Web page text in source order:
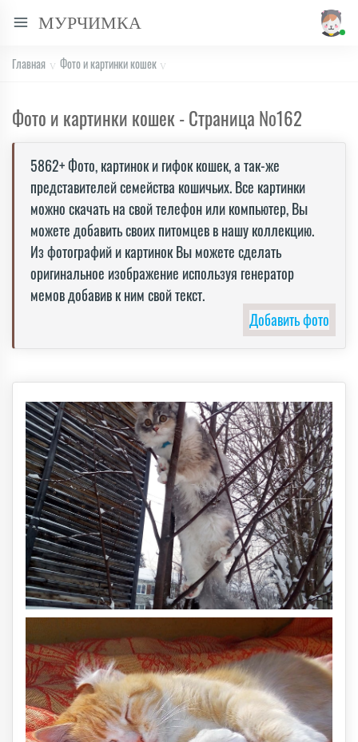
МУРЧИМКА
Главная Фото и картинки кошек
Фото и картинки кошек - Страница №162
5862+ Фото, картинок и гифок кошек, а так-же
представителей семейства кошичьих. Все картинки
можно скачать на свой телефон или компьютер, Вы
можете добавить своих питомцев в нашу коллекцию.
Из фотографий и картинок Вы можете сделать
оригинальное изображение используя генератор
мемов добавив к ним свой текст.
Добавить фото